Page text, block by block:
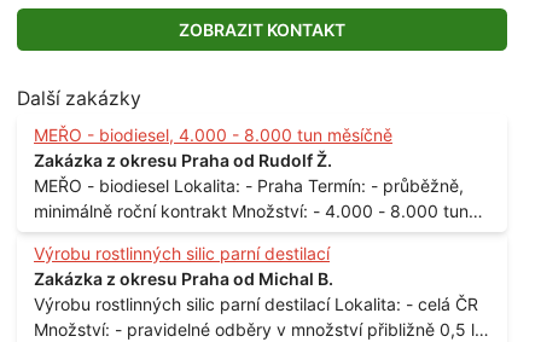
ZOBRAZIT KONTAKT
Další zakázky
MEŘO - biodiesel, 4.000 - 8.000 tun měsíčně
Zakázka z okresu Praha od Rudolf Ž.
MEŘO - biodiesel Lokalita: - Praha Termín: - průběžně,
minimálně roční kontrakt Množství: - 4.000 - 8.000 tun
měsíčně
Výrobu rostlinných silic parní destilací
Zakázka z okresu Praha od Michal B.
Výrobu rostlinných silic parní destilací Lokalita: - celá ČR
Množství: - pravidelné odběry v množství přibližně 0,5 l